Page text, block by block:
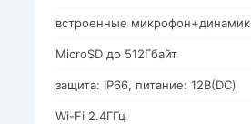
встроенные микрофон+динамик
MicroSD до 512Гбайт
защита: IP66, питание: 12В(DC)
Wi-Fi 2.4ГГц